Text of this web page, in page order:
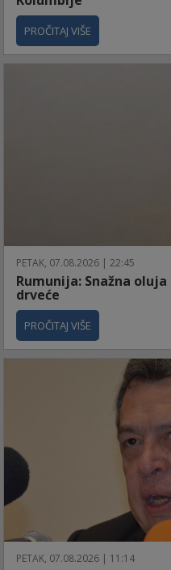
PROČITAJ VIŠE
PETAK, 07.08.2026 | 22:45
Rumunija: Snažna
drveće
PROČITAJ VIŠE
PETAK, 07.08.2026 | 11:14